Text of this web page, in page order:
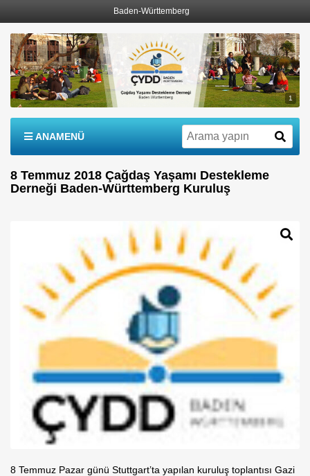
Baden-Württemberg
1
ANAMENÜ
8 Temmuz 2018 Çağdaş Yaşamı Destekleme
Derneği Baden-Württemberg Kuruluş
8 Temmuz Pazar günü Stuttgart’ta yapılan kuruluş toplantısı Gazi